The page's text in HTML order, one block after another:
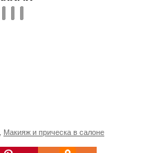
Макияж и прическа в салоне